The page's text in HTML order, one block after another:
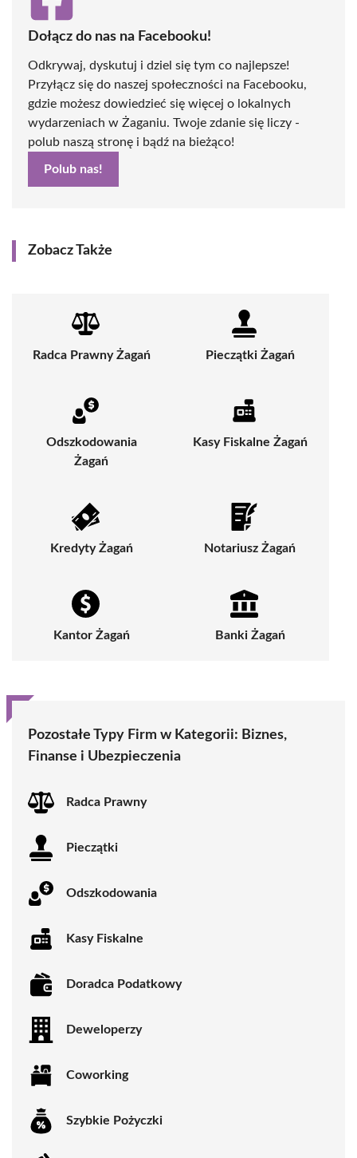
Dołącz do nas na Facebooku!
Odkrywaj, dyskutuj i dziel się tym co najlepsze!
Przyłącz się do naszej społeczności na Facebooku,
gdzie możesz dowiedzieć się więcej o lokalnych
wydarzeniach w Żaganiu. Twoje zdanie się liczy -
polub naszą stronę i bądź na bieżąco!
Polub nas!
Zobacz Także
Radca Prawny Żagań Pieczątki Żagań
Odszkodowania
Żagań
Kasy Fiskalne Żagań
Kredyty Żagań Notariusz Żagań
Kantor Żagań Banki Żagań
Pozostałe Typy Firm w Kategorii: Biznes,
Finanse i Ubezpieczenia
Radca Prawny
Pieczątki
Odszkodowania
Kasy Fiskalne
Doradca Podatkowy
Deweloperzy
Coworking
Szybkie Pożyczki